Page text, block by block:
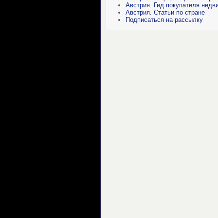
Австрия. Гид покупателя
Австрия. Статьи по стране
Подписаться на рассылку